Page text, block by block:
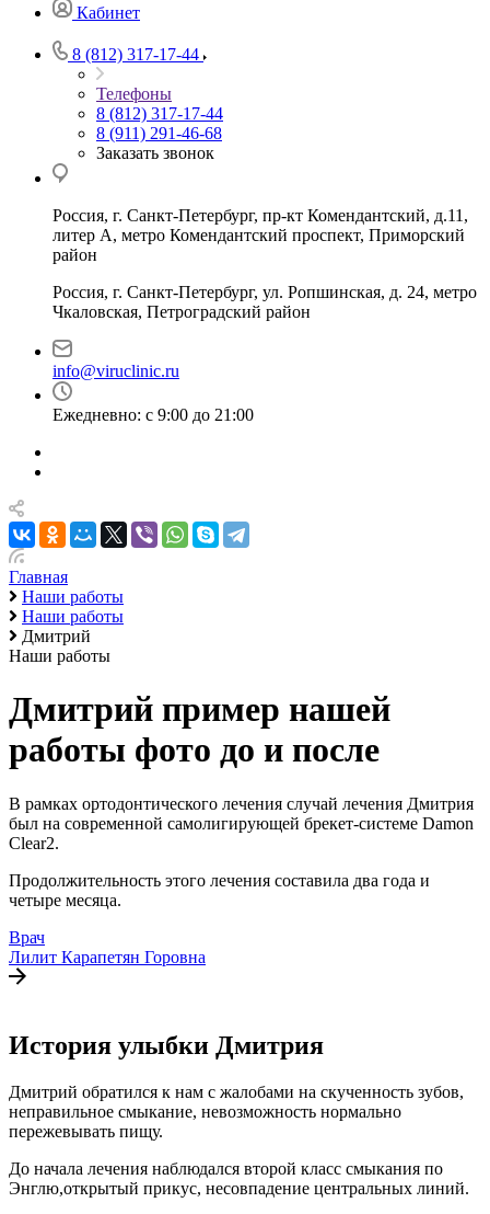
Кабинет
8 (812) 317-17-44
Телефоны
8 (812) 317-17-44
8 (911) 291-46-68
Заказать звонок
Россия, г. Санкт-Петербург, пр-кт Комендантский, д.11,
литер А, метро Комендантский проспект, Приморский
район
Россия, г. Санкт-Петербург, ул. Ропшинская, д. 24, метро
Чкаловская, Петроградский район
info@viruclinic.ru
Ежедневно: с 9:00 до 21:00
Главная
Наши работы
Наши работы
Дмитрий
Наши работы
Дмитрий пример нашей
работы фото до и после
В рамках ортодонтического лечения случай лечения Дмитрия
был на современной самолигирующей брекет-системе Damon
Clear2.
Продолжительность этого лечения составила два года и
четыре месяца.
Врач
Лилит Карапетян Горовна
История улыбки Дмитрия
Дмитрий обратился к нам с жалобами на скученность зубов,
неправильное смыкание, невозможность нормально
пережевывать пищу.
До начала лечения наблюдался второй класс смыкания по
Энглю,открытый прикус, несовпадение центральных линий.